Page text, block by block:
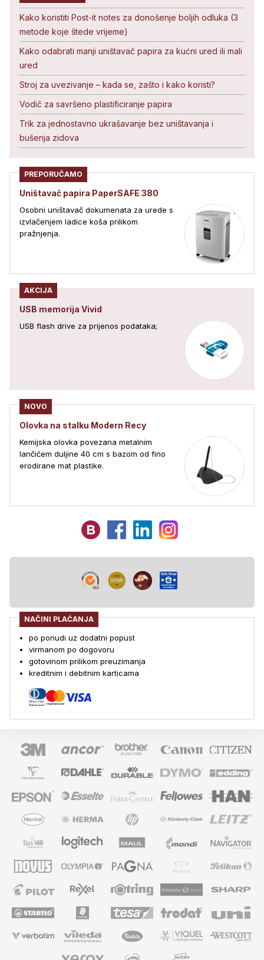
Kako koristiti Post-it notes za donošenje boljih odluka (3
metode koje štede vrijeme)
Kako odabrati manji uništavač papira za kućni ured ili mali
ured
Stroj za uvezivanje – kada se, zašto i kako koristi?
Vodič za savršeno plastificiranje papira
Trik za jednostavno ukrašavanje bez uništavanja i
bušenja zidova
PREPORUČAMO
Uništavač papira PaperSAFE 380
Osobni uništavač dokumenata za urede s
izvlačenjem ladice koša prilikom
pražnjenja.
AKCIJA
USB memorija Vivid
USB flash drive za prijenos podataka;
NOVO
Olovka na stalku Modern Recy
Kemijska olovka povezana metalnim
lančićem duljine 40 cm s bazom od fino
erodirane mat plastike.
NAČINI PLAĆANJA
po ponudi uz dodatni popust
virmanom po dogovoru
gotovinom prilikom preuzimanja
kreditnim i debitnim karticama